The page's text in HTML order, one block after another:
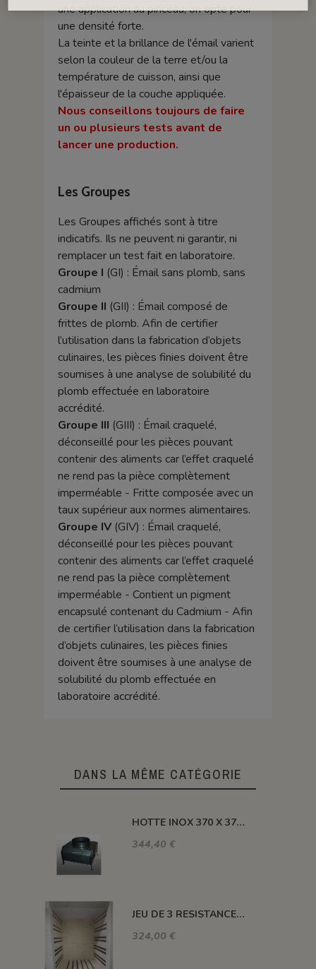
une application au pinceau, on opte pour
une densité forte.
La teinte et la brillance de l'émail varient
selon la couleur de la terre et/ou la
température de cuisson, ainsi que
l'épaisseur de la couche appliquée.
Nous conseillons toujours de faire
un ou plusieurs tests avant de
lancer une production.
Les Groupes
Les Groupes affichés sont à titre
indicatifs. Ils ne peuvent ni garantir, ni
remplacer un test fait en laboratoire.
Groupe I (GI) : Émail sans plomb, sans
cadmium
Groupe II (GII) : Émail composé de
frittes de plomb. Afin de certifier
l’utilisation dans la fabrication d’objets
culinaires, les pièces finies doivent être
soumises à une analyse de solubilité du
plomb effectuée en laboratoire
accrédité.
Groupe III (GIII) : Émail craquelé,
déconseillé pour les pièces pouvant
contenir des aliments car l’effet craquelé
ne rend pas la pièce complètement
imperméable - Fritte composée avec un
taux supérieur aux normes alimentaires.
Groupe IV(GIV) : Émail craquelé,
déconseillé pour les pièces pouvant
contenir des aliments car l’effet craquelé
ne rend pas la pièce complètement
imperméable - Contient un pigment
encapsulé contenant du Cadmium - Afin
de certifier l’utilisation dans la fabrication
d’objets culinaires, les pièces finies
doivent être soumises à une analyse de
solubilité du plomb effectuée en
laboratoire accrédité.
DANS LA MÊME CATÉGORIE
HOTTE INOX 370 X 370 X H 410 MM
344,40 €
JEU DE 3 RESISTANCES 1300°C HELIOS 110 L
324,00 €